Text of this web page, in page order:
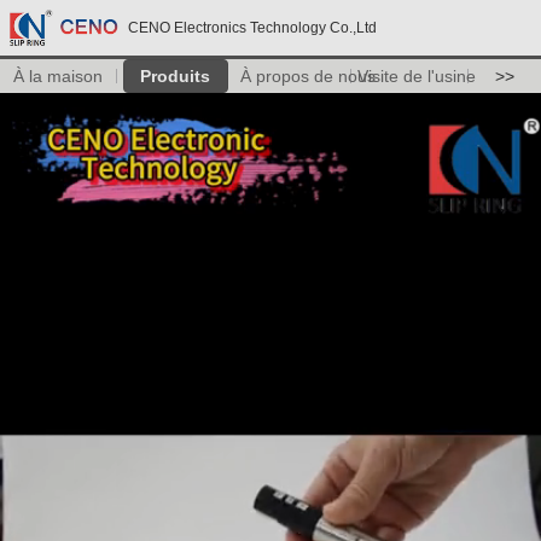
CENO Electronics Technology Co.,Ltd
À la maison Produits À propos de nousVisite de l'usine >>